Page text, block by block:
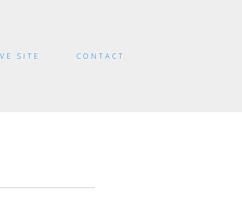
SITE CONTACT